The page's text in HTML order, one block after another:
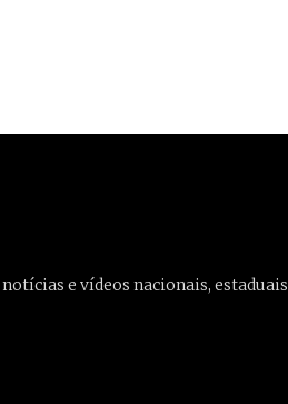
e vídeos nacionais, estaduais